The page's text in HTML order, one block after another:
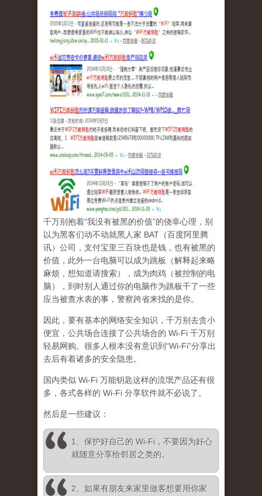
千万别抱着“我没有被黑的价值”的侥幸心理，别
以为黑客们动不动就黑人家 BAT（百度阿里腾
讯）公司，支付宝里三百块也是钱，也有被黑的
价值，此外一台电脑可以成为跳板（解释起来略
麻烦，想知道请搜索），成为肉鸡（被控制的电
脑），到时别人通过你的电脑作为跳板干了一些
应当被查水表的事，警察跨省来找的是你。
因此，要有基本的网络安全知识，千万别去贪小
便宜，公共场合连接了公共场合的 Wi-Fi 千万别
轻易网购。很多人根本没有意识到“Wi-Fi”分享出
去后有着诸多的安全隐患。
国内类似 Wi-Fi 万能钥匙这样的流氓产品还有很
多，各式各样的 Wi-Fi 分享软件就不必说了。
然后是一些建议：
1、保护好自己的 Wi-Fi，不要因为好心
就随意分享给邻居之类的。
2、如果有朋友来家里做客想要用你家